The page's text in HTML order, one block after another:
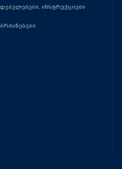
დებულებები, ინსტრუქციები
ბრძანებები